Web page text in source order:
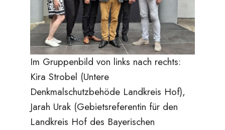
Im Gruppenbild von links nach rechts:
Kira Strobel (Untere
Denkmalschutzbehöde Landkreis Hof),
Jarah Urak (Gebietsreferentin für den
Landkreis Hof des Bayerischen